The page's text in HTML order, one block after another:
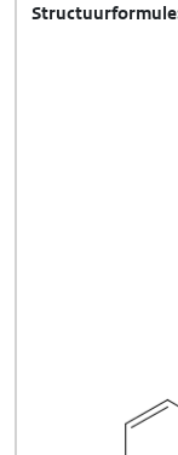
Structuurformule